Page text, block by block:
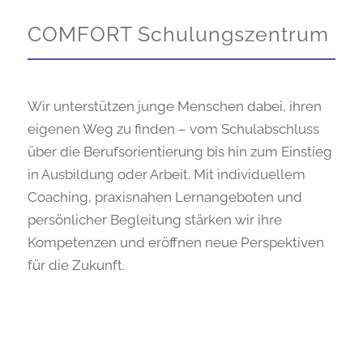
COMFORT Schulungszentrum
Wir unterstützen junge Menschen dabei, ihren
eigenen Weg zu finden – vom Schulabschluss
über die Berufsorientierung bis hin zum Einstieg
in Ausbildung oder Arbeit. Mit individuellem
Coaching, praxisnahen Lernangeboten und
persönlicher Begleitung stärken wir ihre
Kompetenzen und eröffnen neue Perspektiven
für die Zukunft.